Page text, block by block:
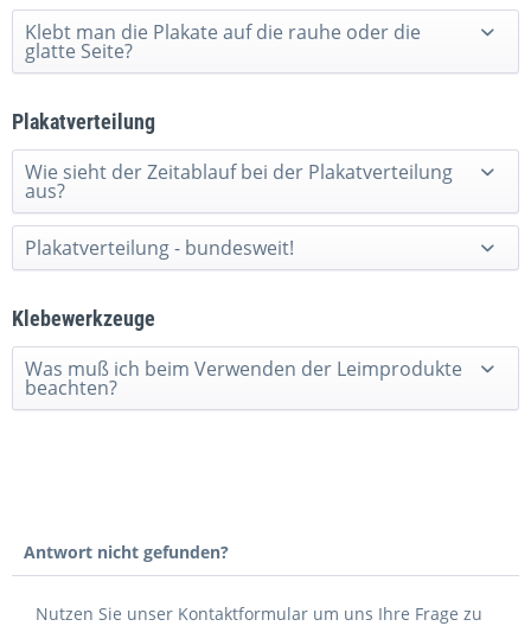
Klebt man die Plakate auf die rauhe oder die
glatte Seite?
Plakatverteilung
Wie sieht der Zeitablauf bei der Plakatverteilung
aus?
Plakatverteilung - bundesweit!
Klebewerkzeuge
Was muß ich beim Verwenden der Leimprodukte
beachten?
Antwort nicht gefunden?
Nutzen Sie unser Kontaktformular um uns Ihre Frage zu